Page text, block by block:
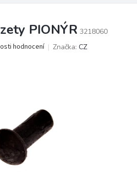
PIONÝR 3218060
hodnocení Značka: CZ